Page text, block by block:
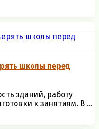
школы перед
зданий, работу
к занятиям. В ...